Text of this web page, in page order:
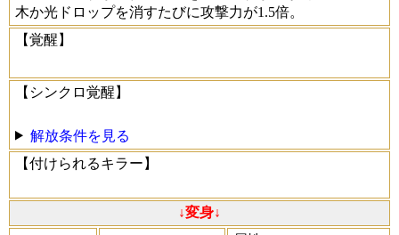
木か光ドロップを消すたびに攻撃力が1.5倍。
【覚醒】
【シンクロ覚醒】
解放条件を見る
【付けられるキラー】
↓変身↓